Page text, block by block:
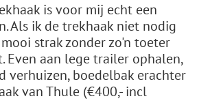
is voor mij echt een
Als ik de trekhaak niet nodig
strak zonder zo'n toeter
Even aan lege trailer ophalen,
verhuizen, boedelbak erachter
van Thule (€400,- incl